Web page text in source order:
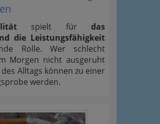
spielt für das
die Leistungsfähigkeit
Rolle. Wer schlecht
Morgen nicht ausgeruht
Alltags können zu einer
werden.